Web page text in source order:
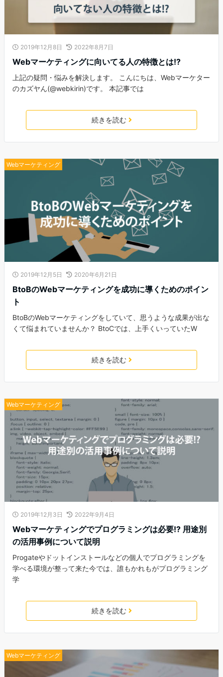
2019年12月8日 2022年8月7日
Webマーケティングに向いてる人の特徴とは!?
上記の疑問・悩みを解決します。 こんにちは、Webマーケター
のカズヤん(@webkirin)です。 本記事では
続きを読む
Webマーケティング
2019年12月5日 2020年6月21日
BtoBのWebマーケティングを成功に導くためのポイン
ト
BtoBのWebマーケティングをしていて、思うような成果が出な
くて悩まれていませんか？ BtoCでは、上手くいっていたW
続きを読む
Webマーケティング
2019年12月3日 2022年9月4日
Webマーケティングでプログラミングは必要!? 用途別
の活用事例について説明
Progateやドットインストールなどの個人でプログラミングを
学べる環境が整って来た今では、誰もかれもがプログラミング
学
続きを読む
Webマーケティング